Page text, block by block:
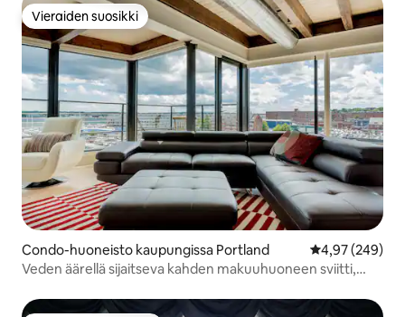
Vieraiden suosikki
Vieraiden suosikki
Condo-huoneisto kaupungissa Portland
4,97 (249)
Veden äärellä sijaitseva kahden makuuhuoneen sviitti,